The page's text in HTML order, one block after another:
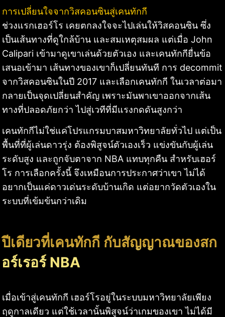
การเปลี่ยนใจจากวิสคอนซินสู่เคนทักกี
ช่วงแรกเฮอร์โร เคยตกลงใจจะไปเล่นให้วิสคอนซิน ซึ่ง
เป็นเส้นทางที่ดูใกล้บ้าน และสมเหตุสมผล แต่เมื่อ John
Calipari เข้ามาดูเขาเล่นด้วยตัวเอง และเคนทักกียื่นข้อ
เสนอเข้ามา เส้นทางของเขาก็เปลี่ยนทันที การ decommit
จากวิสคอนซินในปี 2017 และเลือกเคนทักกี ในเวลาต่อมา
กลายเป็นจุดเปลี่ยนสำคัญ เพราะมันพาเขาออกจากเส้น
ทางที่ปลอดภัยกว่า ไปสู่เวทีที่มีแรงกดดันสูงกว่า
เคนทักกีไม่ใช่แค่โปรแกรมบาสมหาวิทยาลัยทั่วไป แต่เป็น
พื้นที่ที่ผู้เล่นดาวรุ่ง ต้องพิสูจน์ตัวเองเร็ว แข่งขันกับผู้เล่น
ระดับสูง และถูกจับตาจาก NBA แทบทุกคืน สำหรับเฮอร์
โร การเลือกครั้งนี้ จึงเหมือนการประกาศว่าเขา ไม่ได้
อยากเป็นแค่ดาวเด่นระดับบ้านเกิด แต่อยากวัดตัวเองใน
ระบบที่เข้มข้นกว่าเดิม
ปีเดียวที่เคนทักกี กับสัญญาณของสก
อร์เรอร์ NBA
เมื่อเข้าสู่เคนทักกี เฮอร์โรอยู่ในระบบมหาวิทยาลัยเพียง
ฤดูกาลเดียว แต่ใช้เวลานั้นพิสูจน์ว่าเกมของเขา ไม่ได้มี